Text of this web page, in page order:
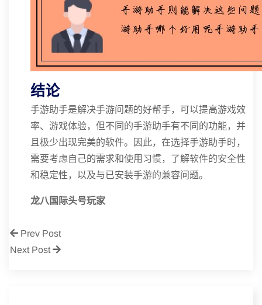
结论
手游助手是解决手游问题的好帮手，可以提高游戏效
率、游戏体验，但不同的手游助手有不同的功能，并
且极少出现完美的软件。因此，在选择手游助手时，
需要考虑自己的需求和使用习惯，了解软件的安全性
和稳定性，以及与已安装手游的兼容问题。
龙八国际头号玩家
Prev Post
Next Post